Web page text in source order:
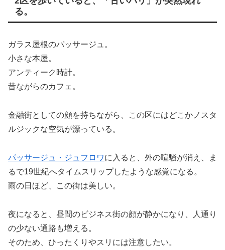
る。
ガラス屋根のパッサージュ。
小さな本屋。
アンティーク時計。
昔ながらのカフェ。
金融街としての顔を持ちながら、この区にはどこかノスタ
ルジックな空気が漂っている。
パッサージュ・ジュフロワに入ると、外の喧騒が消え、ま
るで19世紀へタイムスリップしたような感覚になる。
雨の日ほど、この街は美しい。
夜になると、昼間のビジネス街の顔が静かになり、人通り
の少ない通路も増える。
そのため、ひったくりやスリには注意したい。